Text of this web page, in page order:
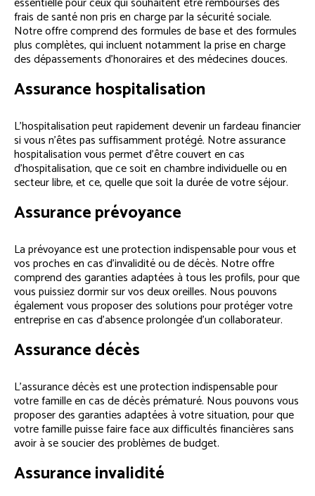
frais de santé non pris en charge par la sécurité sociale.
Notre offre comprend des formules de base et des formules
plus complètes, qui incluent notamment la prise en charge
des dépassements d’honoraires et des médecines douces.
Assurance hospitalisation
L’hospitalisation peut rapidement devenir un fardeau financier
si vous n’êtes pas suffisamment protégé. Notre assurance
hospitalisation vous permet d’être couvert en cas
d’hospitalisation, que ce soit en chambre individuelle ou en
secteur libre, et ce, quelle que soit la durée de votre séjour.
Assurance prévoyance
La prévoyance est une protection indispensable pour vous et
vos proches en cas d’invalidité ou de décès. Notre offre
comprend des garanties adaptées à tous les profils, pour que
vous puissiez dormir sur vos deux oreilles. Nous pouvons
également vous proposer des solutions pour protéger votre
entreprise en cas d’absence prolongée d’un collaborateur.
Assurance décès
L’assurance décès est une protection indispensable pour
votre famille en cas de décès prématuré. Nous pouvons vous
proposer des garanties adaptées à votre situation, pour que
votre famille puisse faire face aux difficultés financières sans
avoir à se soucier des problèmes de budget.
Assurance invalidité